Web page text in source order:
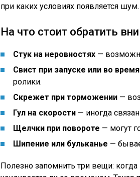
при каких условиях появляется шум.
На что стоит обратить
Стук на неровностях —
Свист при запуске или во
ролики.
Скрежет при торможении —
Гул на скорости — иногда
Щелчки при повороте — могут
Шипение или бульканье —
Полезно запомнить три вещи: